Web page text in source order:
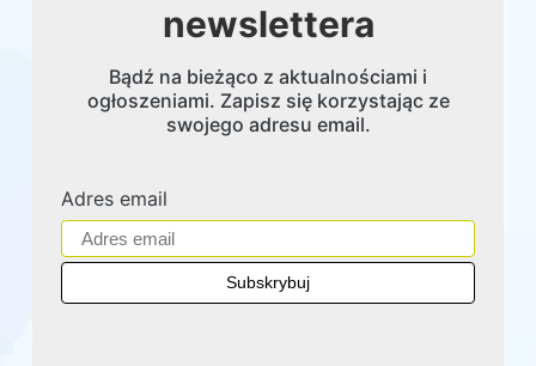
newslettera
Bądź na bieżąco z aktualnościami i
ogłoszeniami. Zapisz się korzystając ze
swojego adresu email.
Adres email